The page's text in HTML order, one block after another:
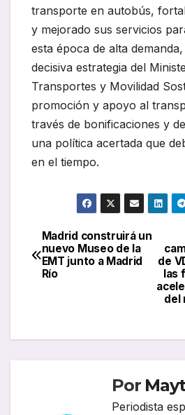
transporte en autobús,
y mejorado sus servicios
esta época de alta
decisiva estrategia del
Transportes y Movilidad
promoción y apoyo al
través de bonificaciones y
una política acertada que
en el tiempo.
Navegación
de
de
las
del
Madrid construirá un
nuevo Museo de la
EMT junto a Madrid
Río
Por
Periodista